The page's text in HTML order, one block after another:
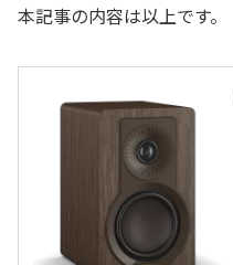
本記事の内容は以上です。